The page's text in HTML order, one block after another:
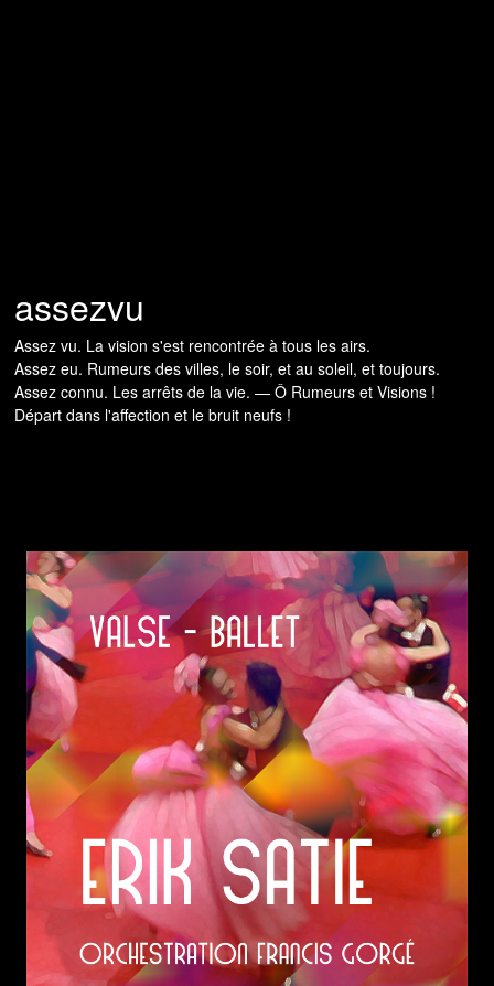
assezvu
Assez vu. La vision s'est rencontrée à tous les airs.
Assez eu. Rumeurs des villes, le soir, et au soleil, et toujours.
Assez connu. Les arrêts de la vie. — Ô Rumeurs et Visions !
Départ dans l'affection et le bruit neufs !